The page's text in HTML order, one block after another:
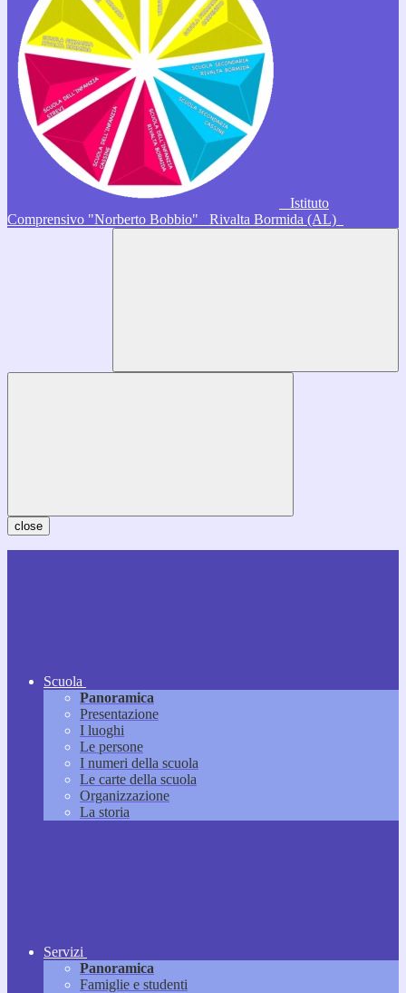
Istituto
Comprensivo "Norberto Bobbio"
Rivalta Bormida (AL)
close
Scuola
Panoramica
Presentazione
I luoghi
Le persone
I numeri della scuola
Le carte della scuola
Organizzazione
La storia
Servizi
Panoramica
Famiglie e studenti